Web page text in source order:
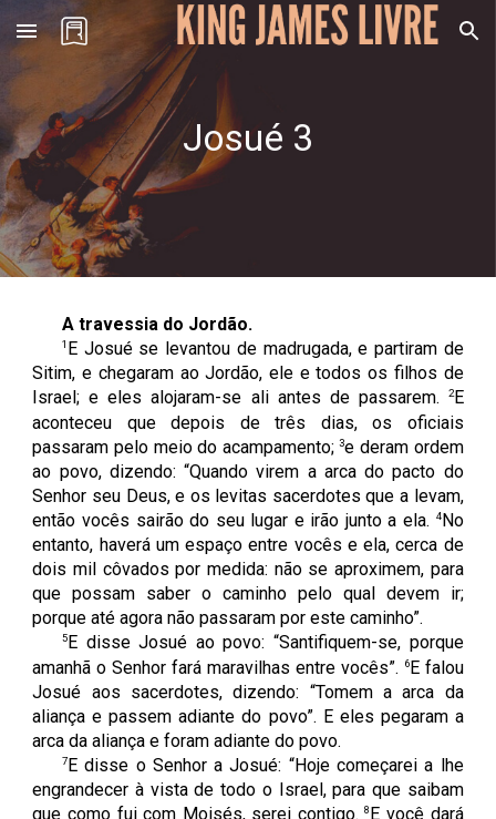
Skip to main content Skip to navigation
Josué 3
A travessia do Jordão.
1 E Josué se levantou de madrugada, e partiram de
Sitim, e chegaram ao Jordão, ele e todos os filhos de
Israel; e eles alojaram-se ali antes de passarem.
2E
aconteceu que depois de três dias, os oficiais
passaram pelo meio do acampamento;3e deram ordem
ao povo, dizendo: “Quando virem a arca do pacto do
Senhor seu Deus, e os levitas sacerdotes que a levam,
então vocês sairão do seu lugar e irão junto a ela.
4No
entanto, haverá um espaço entre vocês e ela, cerca de
dois mil côvados por medida: não se aproximem, para
que possam saber o caminho pelo qual devem ir;
porque até agora não passaram por este caminho”.
5 E disse Josué ao povo: “Santifiquem-se, porque
amanhã o Senhor fará maravilhas entre vocês”.
6E falou
Josué aos sacerdotes, dizendo: “Tomem a arca da
aliança e passem adiante do povo”. E eles pegaram a
arca da aliança e foram adiante do povo.
7 E disse o Senhor a Josué: “Hoje começarei a lhe
engrandecer à vista de todo o Israel, para que saibam
que como fui com Moisés, serei contigo.8 E você dará